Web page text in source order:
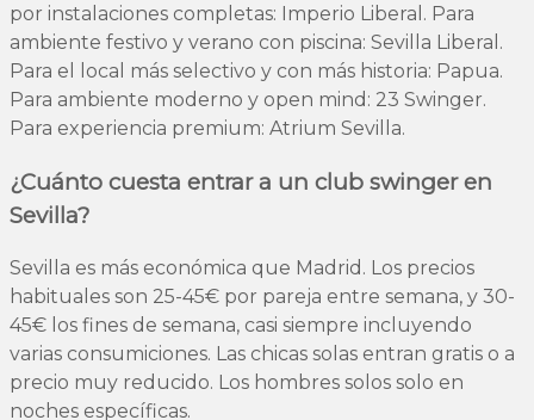
por instalaciones completas: Imperio Liberal. Para
ambiente festivo y verano con piscina: Sevilla Liberal.
Para el local más selectivo y con más historia: Papua.
Para ambiente moderno y open mind: 23 Swinger.
Para experiencia premium: Atrium Sevilla.
¿Cuánto cuesta entrar a un club swinger en
Sevilla?
Sevilla es más económica que Madrid. Los precios
habituales son 25-45€ por pareja entre semana, y 30-
45€ los fines de semana, casi siempre incluyendo
varias consumiciones. Las chicas solas entran gratis o a
precio muy reducido. Los hombres solos solo en
noches específicas.